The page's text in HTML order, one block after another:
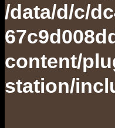
/data/d/c/
content/
station/